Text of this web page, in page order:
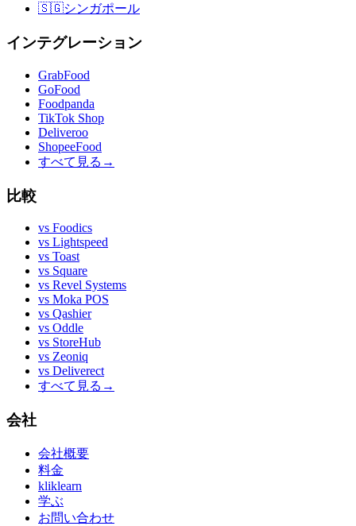
🇸🇬シンガポール
インテグレーション
GrabFood
GoFood
Foodpanda
TikTok Shop
Deliveroo
ShopeeFood
すべて見る →
比較
vs Foodics
vs Lightspeed
vs Toast
vs Square
vs Revel Systems
vs Moka POS
vs Qashier
vs Oddle
vs StoreHub
vs Zeoniq
vs Deliverect
すべて見る →
会社
会社概要
料金
kliklearn
学ぶ
お問い合わせ